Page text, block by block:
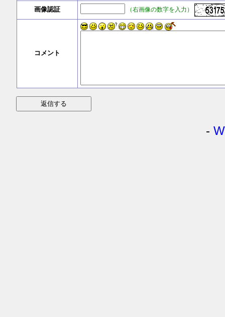
画像認証 （右画像の数字を入力）
コメント
-